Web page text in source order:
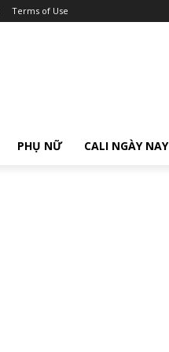
Terms of Use
PHỤ NỮ CALI NGÀY NAY